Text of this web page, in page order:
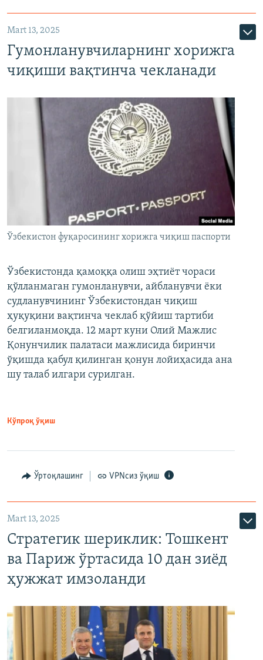
Mart 13, 2025
Гумонланувчиларнинг хорижга
чиқиши вақтинча чекланади
Ўзбекистон фуқаросининг хорижга чиқиш паспорти
Ўзбекистонда қамоққа олиш эҳтиёт чораси
қўлланмаган гумонланувчи, айбланувчи ёки
судланувчининг Ўзбекистондан чиқиш
ҳуқуқини вақтинча чеклаб қўйиш тартиби
белгиланмоқда. 12 март куни Олий Мажлис
Қонунчилик палатаси мажлисида биринчи
ўқишда қабул қилинган қонун лойиҳасида ана
шу талаб илгари сурилган.
Кўпроқ ўқиш
Ўртоқлашинг VPNсиз ўқиш
Mart 13, 2025
Стратегик шериклик: Тошкент
ва Париж ўртасида 10 дан зиёд
ҳужжат имзоланди